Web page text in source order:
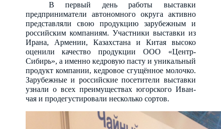
В первый день работы выставки
предприниматели автономного округа активно
представляли свою продукцию зарубежным и
российским компаниям. Участники выставки из
Ирана, Армении, Казахстана и Китая высоко
оценили качество продукции ООО «Центр-
Сибирь», а именно кедровую пасту и уникальный
продукт компании, кедровое сгущённое молочко.
Зарубежные и российские посетители выставки
узнали о всех преимуществах югорского Иван-
чая и продегустировали несколько сортов.